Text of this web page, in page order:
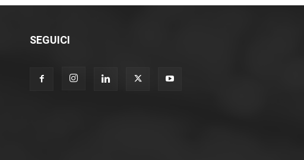
SEGUICI